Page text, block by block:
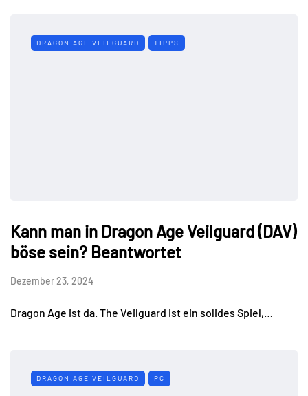
DRAGON AGE VEILGUARD TIPPS
Kann man in Dragon Age Veilguard (DAV)
böse sein? Beantwortet
Dezember 23, 2024
Dragon Age ist da. The Veilguard ist ein solides Spiel,…
DRAGON AGE VEILGUARD PC